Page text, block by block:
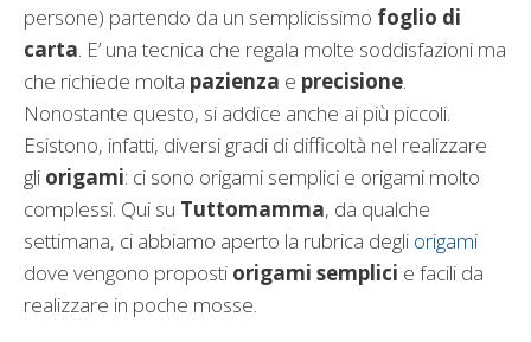
persone) partendo da un semplicissimo foglio di
carta. E’ una tecnica che regala molte soddisfazioni ma
che richiede molta pazienza e precisione.
Nonostante questo, si addice anche ai più piccoli.
Esistono, infatti, diversi gradi di difficoltà nel realizzare
gli origami: ci sono origami semplici e origami molto
complessi. Qui su Tuttomamma, da qualche
settimana, ci abbiamo aperto la rubrica degli origami
dove vengono proposti origami semplici e facili da
realizzare in poche mosse.